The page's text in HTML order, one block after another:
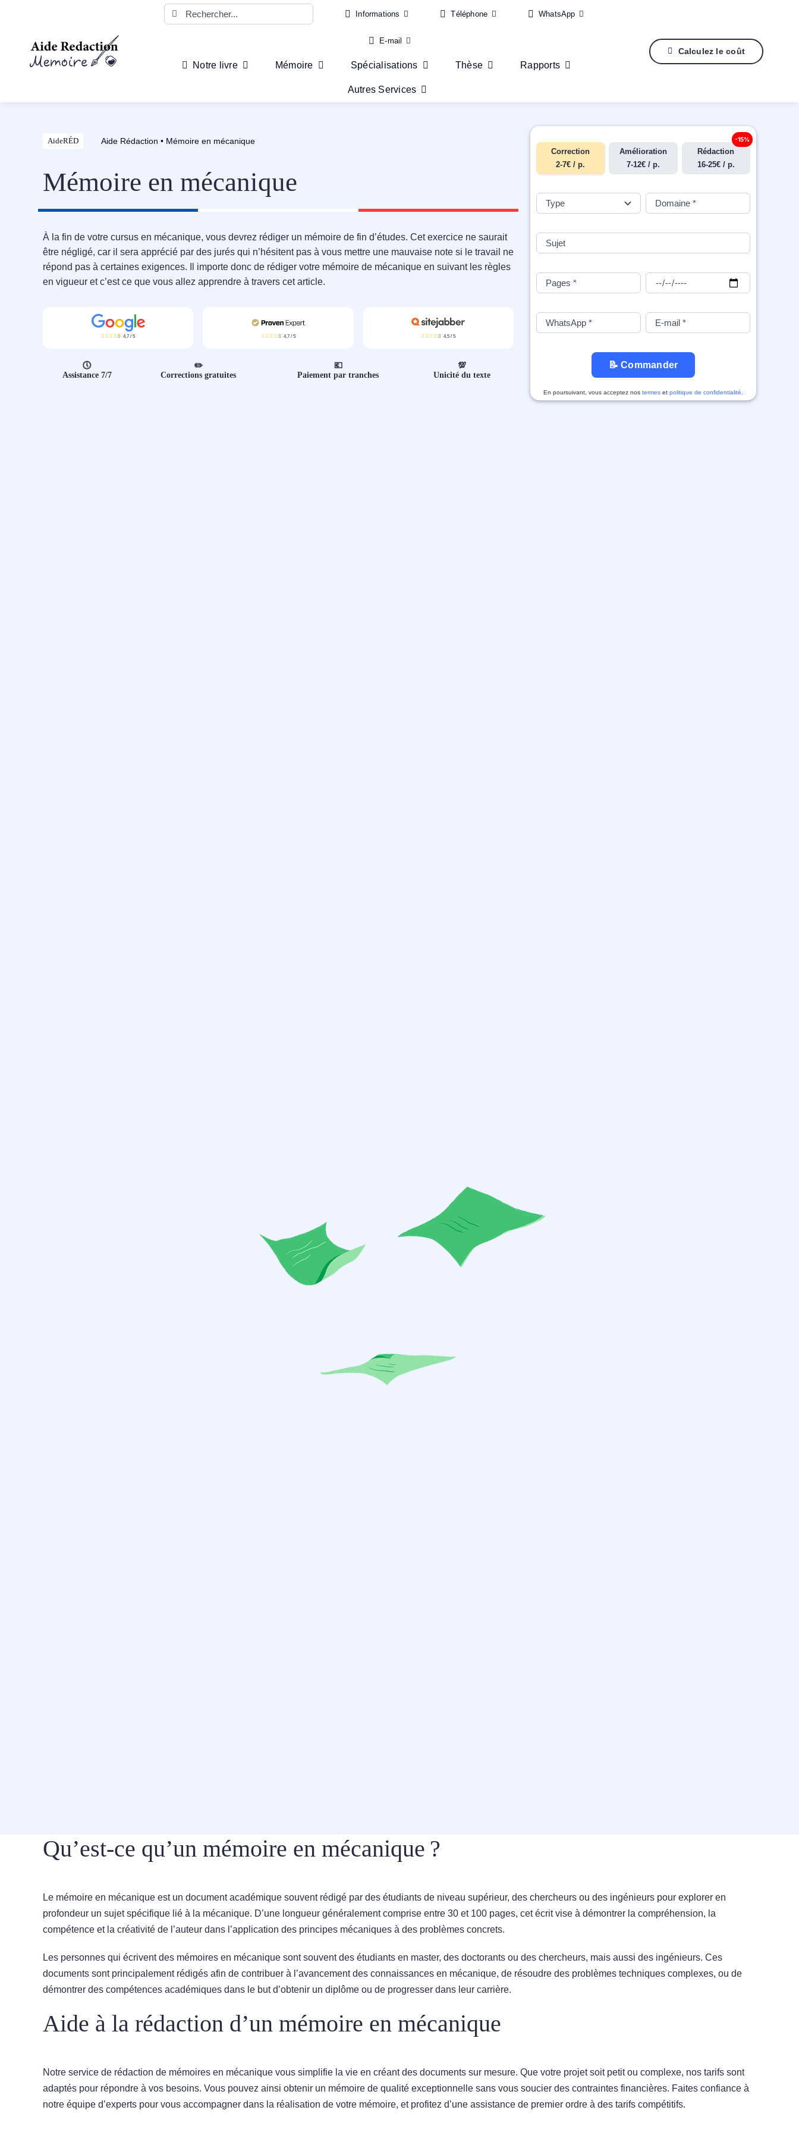
Rechercher: Informations Téléphone WhatsApp
E-mail
Notre livre Mémoire Spécialisations Thèse Rapports
Autres Services
Calculez le coût
AideRÉD Aide Rédaction • Mémoire en mécanique
Mémoire en mécanique
À la fin de votre cursus en mécanique, vous devrez rédiger un mémoire de fin d’études. Cet exercice ne saurait
être négligé, car il sera apprécié par des jurés qui n’hésitent pas à vous mettre une mauvaise note si le travail ne
répond pas à certaines exigences. Il importe donc de rédiger votre mémoire de mécanique en suivant les règles
en vigueur et c’est ce que vous allez apprendre à travers cet article.
4,7 /5 4,7/ 5 4,5/ 5
🕔
Assistance 7/7
✏️
Corrections gratuites
💶
Paiement par tranches
💯
Unicité du texte
Correction
2-7€ / p.
Amélioration
7-12€ / p.
Rédaction
16-25€ / p.
-15%
📝 Commander
En poursuivant, vous acceptez nos termes et politique de confidentialité
Qu’est-ce qu’un mémoire en mécanique ?
Le mémoire en mécanique est un document académique souvent rédigé par des étudiants de niveau supérieur, des chercheurs ou des ingénieurs pour explorer en
profondeur un sujet spécifique lié à la mécanique. D’une longueur généralement comprise entre 30 et 100 pages, cet écrit vise à démontrer la compréhension, la
compétence et la créativité de l’auteur dans l’application des principes mécaniques à des problèmes concrets.
Les personnes qui écrivent des mémoires en mécanique sont souvent des étudiants en master, des doctorants ou des chercheurs, mais aussi des ingénieurs. Ces
documents sont principalement rédigés afin de contribuer à l’avancement des connaissances en mécanique, de résoudre des problèmes techniques complexes, ou de
démontrer des compétences académiques dans le but d’obtenir un diplôme ou de progresser dans leur carrière.
Aide à la rédaction d’un mémoire en mécanique
Notre service de rédaction de mémoires en mécanique vous simplifie la vie en créant des documents sur mesure. Que votre projet soit petit ou complexe, nos tarifs sont
adaptés pour répondre à vos besoins. Vous pouvez ainsi obtenir un mémoire de qualité exceptionnelle sans vous soucier des contraintes financières. Faites confiance à
notre équipe d’experts pour vous accompagner dans la réalisation de votre mémoire, et profitez d’une assistance de premier ordre à des tarifs compétitifs.